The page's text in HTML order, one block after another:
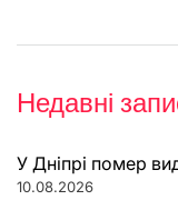
Недавні
У Дніпрі помер
10.08.2026